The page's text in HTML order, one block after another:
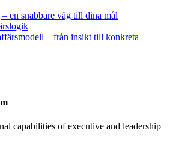
en snabbare väg till dina mål
– från insikt till konkreta
capabilities of executive and leadership